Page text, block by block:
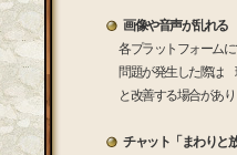
画像や音声が乱れる
各プラットフォーム
問題が発生した際は
と改善する場合があ
チャット「まわりと